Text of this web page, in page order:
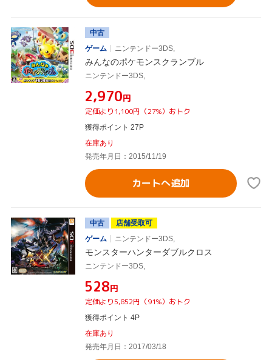
中古
ゲーム
ニンテンドー3DS,
みんなのポケモンスクランブル
ニンテンドー3DS,
¥2,970円
定価より1,100円（27%）おトク
獲得ポイント 27P
在庫あり
発売年月日：2015/11/19
カートへ追加
中古
店舗受取可
ゲーム
ニンテンドー3DS,
モンスターハンターダブルクロス
ニンテンドー3DS,
¥528円
定価より5,852円（91%）おトク
獲得ポイント 4P
在庫あり
発売年月日：2017/03/18